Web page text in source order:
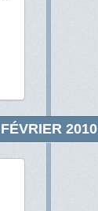
FÉVRIER 2010